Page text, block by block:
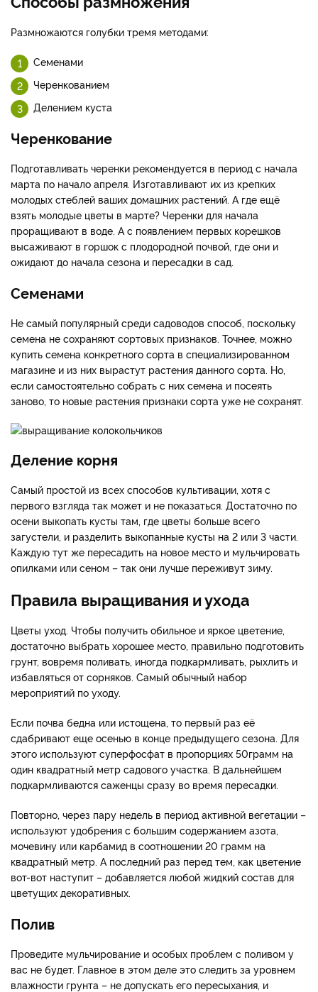
Размножаются голубки тремя методами:
Семенами
Черенкованием
Делением куста
Черенкование
Подготавливать черенки рекомендуется в период с начала
марта по начало апреля. Изготавливают их из крепких
молодых стеблей ваших домашних растений. А где ещё
взять молодые цветы в марте? Черенки для начала
проращивают в воде. А с появлением первых корешков
высаживают в горшок с плодородной почвой, где они и
ожидают до начала сезона и пересадки в сад.
Семенами
Не самый популярный среди садоводов способ, поскольку
семена не сохраняют сортовых признаков. Точнее, можно
купить семена конкретного сорта в специализированном
магазине и из них вырастут растения данного сорта. Но,
если самостоятельно собрать с них семена и посеять
заново, то новые растения признаки сорта уже не сохранят.
Деление корня
Самый простой из всех способов культивации, хотя с
первого взгляда так может и не показаться. Достаточно по
осени выкопать кусты там, где цветы больше всего
загустели, и разделить выкопанные кусты на 2 или 3 части.
Каждую тут же пересадить на новое место и мульчировать
опилками или сеном – так они лучше переживут зиму.
Правила выращивания и ухода
Цветы уход. Чтобы получить обильное и яркое цветение,
достаточно выбрать хорошее место, правильно подготовить
грунт, вовремя поливать, иногда подкармливать, рыхлить и
избавляться от сорняков. Самый обычный набор
мероприятий по уходу.
Если почва бедна или истощена, то первый раз её
сдабривают еще осенью в конце предыдущего сезона. Для
этого используют суперфосфат в пропорциях 50грамм на
один квадратный метр садового участка. В дальнейшем
подкармливаются саженцы сразу во время пересадки.
Повторно, через пару недель в период активной вегетации –
используют удобрения с большим содержанием азота,
мочевину или карбамид в соотношении 20 грамм на
квадратный метр. А последний раз перед тем, как цветение
вот-вот наступит – добавляется любой жидкий состав для
цветущих декоративных.
Полив
Проведите мульчирование и особых проблем с поливом у
вас не будет. Главное в этом деле это следить за уровнем
влажности грунта – не допускать его пересыхания, и